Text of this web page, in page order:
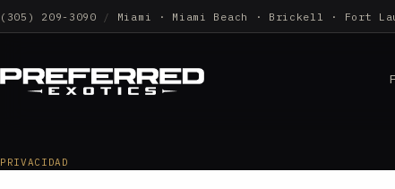
(305) 209-3090 / Miami · Miami Beach · Brickell · Fort
PRIVACIDAD